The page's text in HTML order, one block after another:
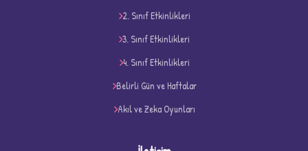
D
2. Sınıf Etkinlikleri
3. Sınıf Etkinlikleri
4. Sınıf Etkinlikleri
Belirli Gün ve Haftalar
Akıl ve Zeka Oyunları